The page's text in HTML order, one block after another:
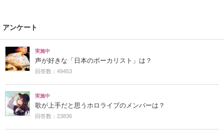
アンケート
実施中
声が好きな「日本のボーカリスト」は？
回答数：49453
実施中
歌が上手だと思うホロライブのメンバーは？
回答数：23836